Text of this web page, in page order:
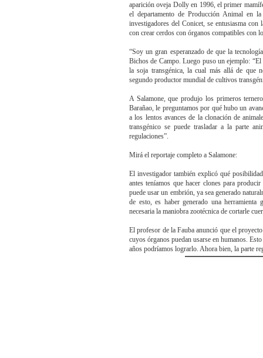
aparición oveja Dolly en 1996, el primer
el departamento de Producción Animal en
investigadores del Conicet, se entusiasma
con crear cerdos con órganos compatibles con
“Soy un gran esperanzado de que la
Bichos de Campo. Luego puso un ejemplo:
la soja transgénica, la cual más allá de que
segundo productor mundial de cultivos
A Salamone, que produjo los primeros
Barañao, le preguntamos por qué hubo un
a los lentos avances de la clonación de
transgénico se puede trasladar a la parte
regulaciones”.
Mirá el reportaje completo a Salamone:
El investigador también explicó qué
antes teníamos que hacer clones para
puede usar un embrión, ya sea generado
de esto, es haber generado una
necesaria la maniobra zootécnica de cortarle
El profesor de la Fauba anunció que el
cuyos órganos puedan usarse en humanos.
años podríamos lograrlo. Ahora bien, la parte